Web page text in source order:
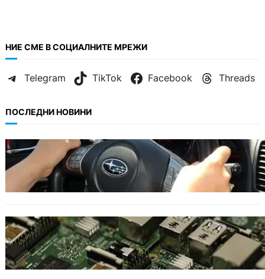
НИЕ СМЕ В СОЦИАЛНИТЕ МРЕЖИ
Telegram TikTok Facebook Threads
ПОСЛЕДНИ НОВИНИ
БЕЗ КАТЕГОРИЯ
Възможни ограничения за Waze в Европа
след решение на Съда на ЕС.
ИКОНОМИКА
Кои българи се осигуряват на новия таван
от 2300 евро.